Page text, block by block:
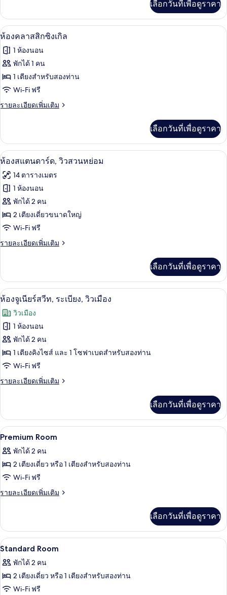
เกี่ยว
กับ
ห้อง
เลือกวันที่เพื่อดูราคา
เปิด
ภาพถ่าย
ทั้งหมด
ของ
ห้อง
คลาส
ซิงเกิล
มินิบาร์, ตู้นิรภัยในห้องพัก, โต๊ะทำงา
5
ห้องคลาสสิกซิงเกิล
1 ห้องนอน
พักได้ 1 คน
1 เตียงสำหรับสองท่าน
Wi-Fi ฟรี
รายละเอียดเพิ่มเติม
ราย
เกี่ยว
กับ
ห้อง
สิก
ซิงเกิล
เลือกวันที่เพื่อดูราคา
เปิด
ภาพถ่าย
ทั้งหมด
ของ
ห้อง
สแตนดาร์ด,
วิว
หย่อม
ห้องสแตนดาร์ด, วิวสวนหย่อม | มินิบา
8
ห้องสแตนดาร์ด, วิวสวนหย่อม
14 ตารางเมตร
1 ห้องนอน
พักได้ 2 คน
2 เตียงเดี่ยวขนาดใหญ่
Wi-Fi ฟรี
รายละเอียดเพิ่มเติม
ราย
เกี่ยว
กับ
ห้อง
สแตนดาร์ด,
วิว
สวน
เลือกวันที่เพื่อดูราคา
เปิด
ภาพถ่าย
ทั้งหมด
ของ
ห้อง
จู
เนียร์
ระเบียง,
วิว
เมือง
ห้องจูเนียร์สวีท, ระเบียง, วิวเมือง |
6
ห้องจูเนียร์สวีท, ระเบียง, วิวเมือง
วิวเมือง
1 ห้องนอน
พักได้ 2 คน
1 เตียงคิงไซส์ และ 1 โซฟาเบดสำหรับสองท่าน
Wi-Fi ฟรี
รายละเอียดเพิ่มเติม
ราย
เกี่ยว
กับ
ห้อง
เนียร์
สวี
ระเบียง,
วิว
เมือง
เลือกวันที่เพื่อดูราคา
เปิด
ภาพถ่าย
ทั้งหมด
ของ
Premium
มินิบาร์, ตู้นิรภัยในห้องพัก, โต๊ะทำงา
4
Premium Room
พักได้ 2 คน
2 เตียงเดี่ยว หรือ 1 เตียงสำหรับสองท่าน
Wi-Fi ฟรี
รายละเอียดเพิ่มเติม
ราย
เกี่ยว
กับ
Premium
เลือกวันที่เพื่อดูราคา
เปิด
ภาพถ่าย
ทั้งหมด
ของ
มินิบาร์, ตู้นิรภัยในห้องพัก, โต๊ะทำงา
7
Standard Room
พักได้ 2 คน
2 เตียงเดี่ยว หรือ 1 เตียงสำหรับสองท่าน
Wi-Fi ฟรี